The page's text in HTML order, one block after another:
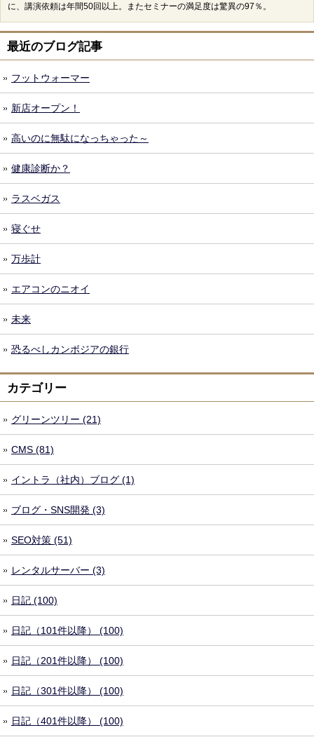
に、講演依頼は年間50回以上。またセミナーの満足度は驚異の97％。
最近のブログ記事
フットウォーマー
新店オープン！
高いのに無駄になっちゃった～
健康診断か？
ラスベガス
寝ぐせ
万歩計
エアコンのニオイ
未来
恐るべしカンボジアの銀行
カテゴリー
グリーンツリー (21)
CMS (81)
イントラ（社内）ブログ (1)
ブログ・SNS開発 (3)
SEO対策 (51)
レンタルサーバー (3)
日記 (100)
日記（101件以降） (100)
日記（201件以降） (100)
日記（301件以降） (100)
日記（401件以降） (100)